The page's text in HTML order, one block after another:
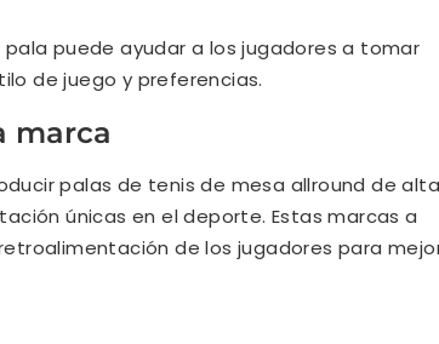
puede ayudar a los jugadores a tomar
de juego y preferencias.
marca
palas de tenis de mesa allround de alta
únicas en el deporte. Estas marcas a
de los jugadores para